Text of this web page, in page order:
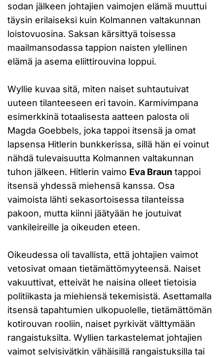
sodan jälkeen johtajien vaimojen elämä muuttui
täysin erilaiseksi kuin Kolmannen valtakunnan
loistovuosina. Saksan kärsittyä toisessa
maailmansodassa tappion naisten ylellinen
elämä ja asema eliittirouvina loppui.
Wyllie kuvaa sitä, miten naiset suhtautuivat
uuteen tilanteeseen eri tavoin. Karmivimpana
esimerkkinä totaalisesta aatteen palosta oli
Magda Goebbels, joka tappoi itsensä ja omat
lapsensa Hitlerin bunkkerissa, sillä hän ei voinut
nähdä tulevaisuutta Kolmannen valtakunnan
tuhon jälkeen. Hitlerin vaimo Eva Braun tappoi
itsensä yhdessä miehensä kanssa. Osa
vaimoista lähti sekasortoisessa tilanteissa
pakoon, mutta kiinni jäätyään he joutuivat
vankileireille ja oikeuden eteen.
Oikeudessa oli tavallista, että johtajien vaimot
vetosivat omaan tietämättömyyteensä. Naiset
vakuuttivat, etteivät he naisina olleet tietoisia
politiikasta ja miehiensä tekemisistä. Asettamalla
itsensä tapahtumien ulkopuolelle, tietämättömän
kotirouvan rooliin, naiset pyrkivät välttymään
rangaistuksilta. Wyllien tarkastelemat johtajien
vaimot selvisivätkin vähäisillä rangaistuksilla tai